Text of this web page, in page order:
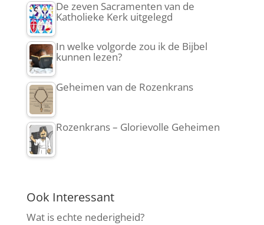
De zeven Sacramenten van de
Katholieke Kerk uitgelegd
In welke volgorde zou ik de Bijbel
kunnen lezen?
Geheimen van de Rozenkrans
Rozenkrans – Glorievolle Geheimen
Ook Interessant
Wat is echte nederigheid?